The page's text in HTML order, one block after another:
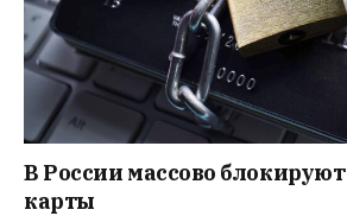
В России массово
карты